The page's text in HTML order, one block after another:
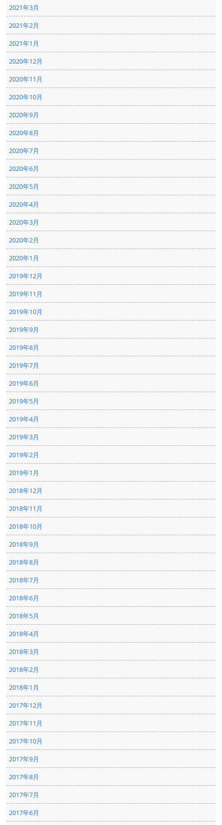
2021年3月
2021年2月
2021年1月
2020年12月
2020年11月
2020年10月
2020年9月
2020年8月
2020年7月
2020年6月
2020年5月
2020年4月
2020年3月
2020年2月
2020年1月
2019年12月
2019年11月
2019年10月
2019年9月
2019年8月
2019年7月
2019年6月
2019年5月
2019年4月
2019年3月
2019年2月
2019年1月
2018年12月
2018年11月
2018年10月
2018年9月
2018年8月
2018年7月
2018年6月
2018年5月
2018年4月
2018年3月
2018年2月
2018年1月
2017年12月
2017年11月
2017年10月
2017年9月
2017年8月
2017年7月
2017年6月